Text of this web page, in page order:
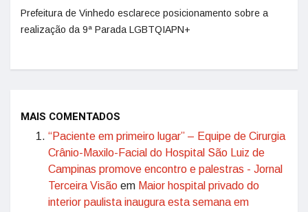
Prefeitura de Vinhedo esclarece posicionamento sobre a
realização da 9ª Parada LGBTQIAPN+
MAIS COMENTADOS
“Paciente em primeiro lugar” – Equipe de Cirurgia
Crânio-Maxilo-Facial do Hospital São Luiz de
Campinas promove encontro e palestras - Jornal
Terceira Visão em Maior hospital privado do
interior paulista inaugura esta semana em